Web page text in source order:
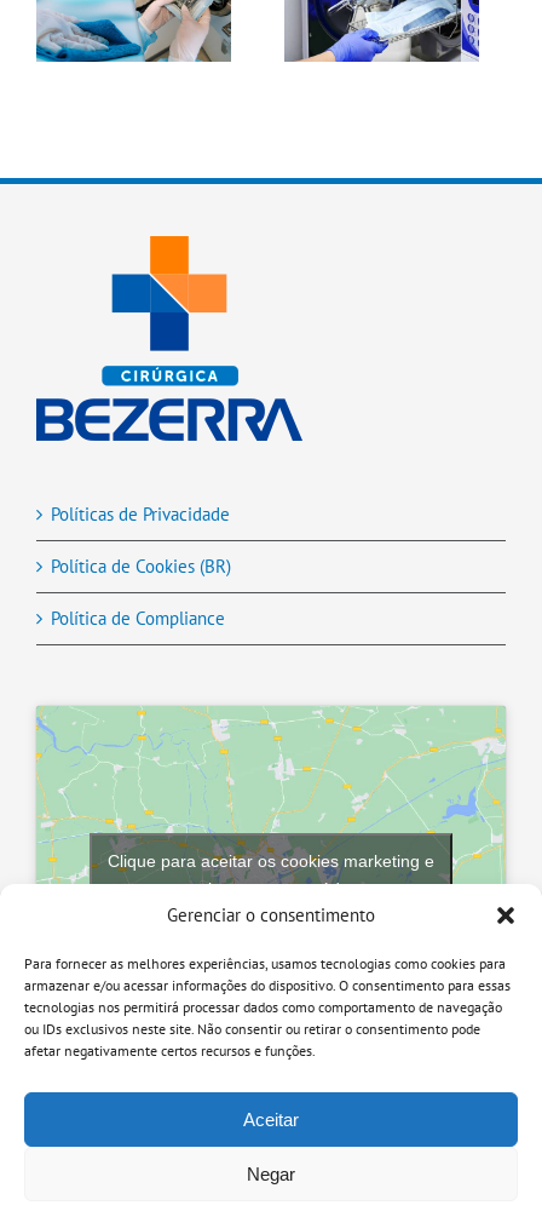
Gerenciar o consentimento
Para fornecer as melhores experiências, usamos tecnologias como cookies para
armazenar e/ou acessar informações do dispositivo. O consentimento para essas
tecnologias nos permitirá processar dados como comportamento de navegação
ou IDs exclusivos neste site. Não consentir ou retirar o consentimento pode
afetar negativamente certos recursos e funções.
Aceitar
Negar
importância da
esterilização?
Políticas de Privacidade
Política de Cookies (BR)
Política de Compliance
Clique para aceitar os cookies marketing e
ativar este conteúdo
© 2018 Cirúrgica Bezerra | Todos os direitos reservados.